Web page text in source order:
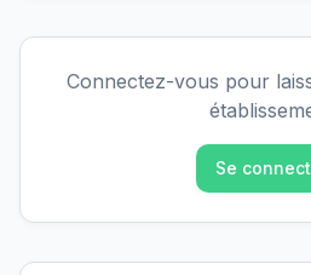
Connectez-vous pour
Se